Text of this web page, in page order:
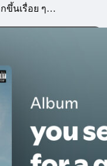
ขึ้นเรื่อย ๆ…